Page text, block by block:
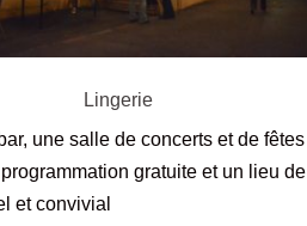
Lingerie
une salle de concerts et de fêtes
gratuite et un lieu de
et convivial